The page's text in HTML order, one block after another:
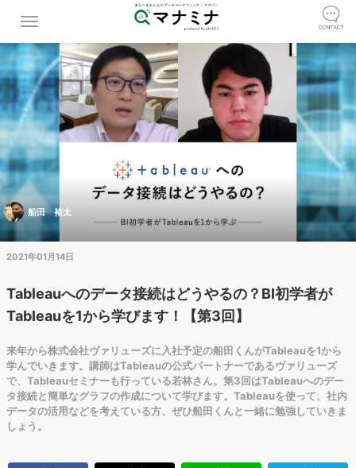
船田 裕太
2021年01月14日
Tableauへのデータ接続はどうやるの？BI初学者が
Tableauを1から学びます！【第3回】
来年から株式会社ヴァリューズに入社予定の船田くんがTableauを1から
学んでいきます。講師はTableauの公式パートナーであるヴァリューズ
で、Tableauセミナーも行っている若林さん。第3回はTableauへのデー
タ接続と簡単なグラフの作成について学びます。Tableauを使って、社内
データの活用などを考えている方、ぜひ船田くんと一緒に勉強していきま
しょう。